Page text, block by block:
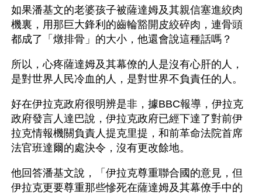
如果潘基文的老婆孩子被薩達姆及其親信塞進絞肉
機裏，用那巨大鋒利的齒輪豁開皮絞碎肉，連骨頭
都成了「燉排骨」的大小，他還會說這種話嗎？
所以，心疼薩達姆及其幕僚的人是沒有心肝的人，
是對世界人民冷血的人，是對世界不負責任的人。
好在伊拉克政府很明辨是非，據BBC報導，伊拉克
政府發言人達巴說，伊拉克政府已經下達了對前伊
拉克情報機關負責人提克里提，和前革命法院首席
法官班達爾的處決令，沒有更改餘地。
他回答潘基文說，「伊拉克尊重聯合國的意見，但
伊拉克更要尊重那些慘死在薩達姆及其幕僚手中的